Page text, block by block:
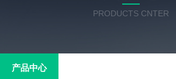
PRODUCTS CNTER
产品中心